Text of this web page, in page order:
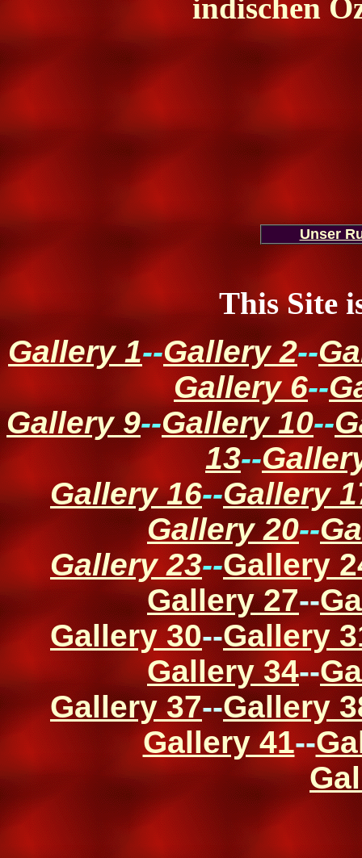
indischen
Unser
This Site
Gallery 1--Gallery 2--
Gallery 6--
Gallery 9--Gallery 10--
13--
Gallery 16--Gallery
Gallery 20--
Gallery 23--Gallery
Gallery 27--
Gallery 30--Gallery
Gallery 34--
Gallery 37--Gallery
Gallery 41--